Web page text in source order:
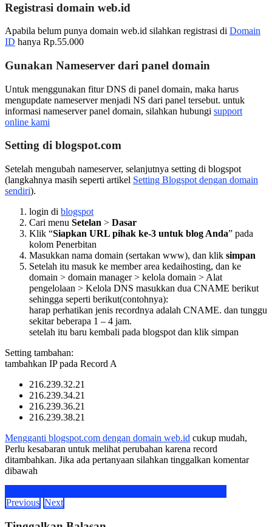
Registrasi domain web.id
Apabila belum punya domain web.id silahkan registrasi di Domain
ID hanya Rp.55.000
Gunakan Nameserver dari panel domain
Untuk menggunakan fitur DNS di panel domain, maka harus
mengupdate nameserver menjadi NS dari panel tersebut. untuk
informasi nameserver panel domain, silahkan hubungi support
online kami
Setting di blogspot.com
Setelah mengubah nameserver, selanjutnya setting di blogspot
(langkahnya masih seperti artikel Setting Blogspot dengan domain
sendiri).
login di blogspot
Cari menu Setelan > Dasar
Klik “Siapkan URL pihak ke-3 untuk blog Anda” pada
kolom Penerbitan
Masukkan nama domain (sertakan www), dan klik simpan
Setelah itu masuk ke member area kedaihosting, dan ke
domain > domain manager > kelola domain > Alat
pengelolaan > Kelola DNS masukkan dua CNAME berikut
sehingga seperti berikut(contohnya):
harap perhatikan jenis recordnya adalah CNAME. dan tunggu
sekitar beberapa 1 – 4 jam.
setelah itu baru kembali pada blogspot dan klik simpan
Setting tambahan:
tambahkan IP pada Record A
216.239.32.21
216.239.34.21
216.239.36.21
216.239.38.21
Mengganti blogspot.com dengan domain web.id cukup mudah,
Perlu kesabaran untuk melihat perubahan karena record
ditambahkan. Jika ada pertanyaan silahkan tinggalkan komentar
dibawah
Previous Next